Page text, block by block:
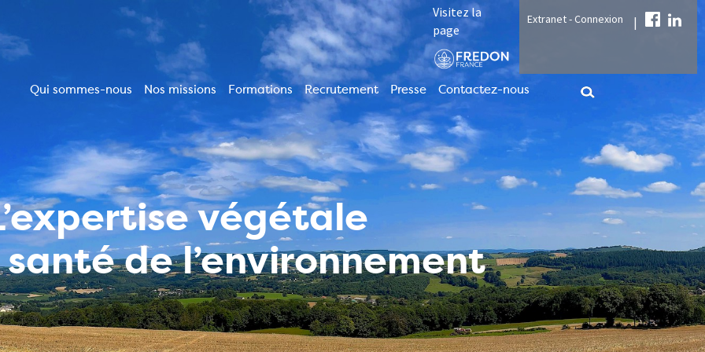
Visitez la
page
Extranet - Connexion |
Navigation
principale
Qui sommes-nous Nos missions Formations Recrutement Presse Contactez-nous
végétale
de l’environnement